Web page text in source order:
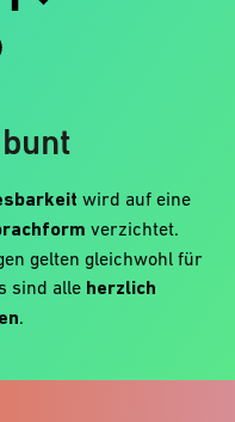
wird auf eine
verzichtet.
gelten gleichwohl für
sind alle herzlich
.